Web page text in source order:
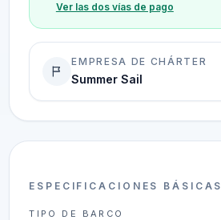
ESPECIFICACIONES BÁSICAS
TIPO DE BARCO
Ver las dos vías de pago
EMPRESA DE CHÁRTER
Summer Sail